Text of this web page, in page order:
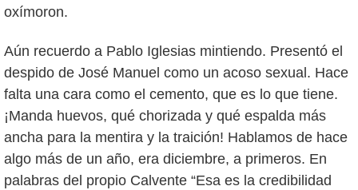
oxímoron.
Aún recuerdo a Pablo Iglesias mintiendo. Presentó el
despido de José Manuel como un acoso sexual. Hace
falta una cara como el cemento, que es lo que tiene.
¡Manda huevos, qué chorizada y qué espalda más
ancha para la mentira y la traición! Hablamos de hace
algo más de un año, era diciembre, a primeros. En
palabras del propio Calvente “Esa es la credibilidad